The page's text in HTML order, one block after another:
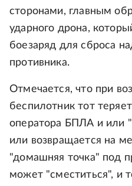
сторонами, главным
ударного дрона,
боезаряд для сброса
противника.
Отмечается, что при
беспилотник тот
оператора БПЛА и или
или возвращается на
"домашняя точка" под
может "сместиться", и